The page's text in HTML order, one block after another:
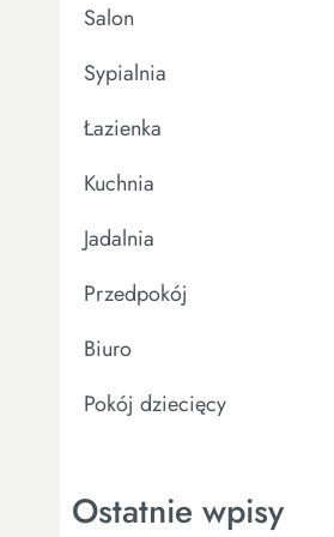
Salon
Sypialnia
Łazienka
Kuchnia
Jadalnia
Przedpokój
Biuro
Pokój dziecięcy
Ostatnie wpisy